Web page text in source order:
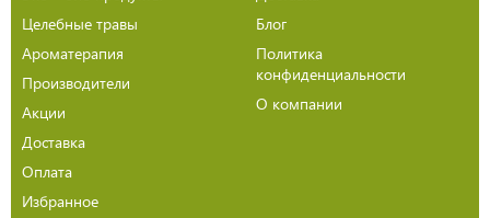
Целебные травы
Ароматерапия
Производители
Акции
Доставка
Оплата
Избранное
Блог
Политика
конфиденциальности
О компании